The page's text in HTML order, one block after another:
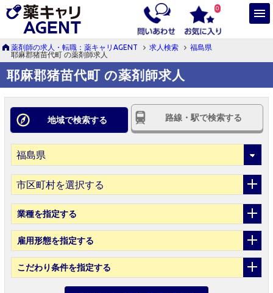
0
薬剤師の求人・転職：薬キャリAGENT 求人検索
福島県
耶麻郡猪苗代町 の薬剤師求人
耶麻郡猪苗代町 の薬剤師求人
地域で検索する 路線・駅で検索する
市区町村を選択する
業種を指定する
雇用形態を指定する
こだわり条件を指定する